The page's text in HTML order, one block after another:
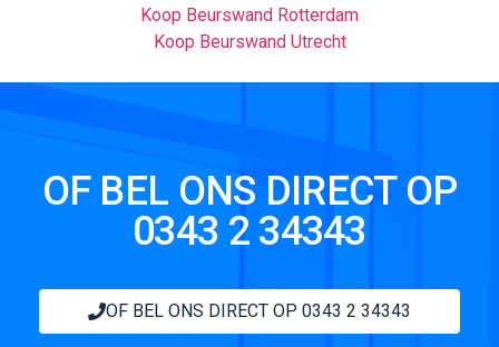
Koop Beurswand Rotterdam
Koop Beurswand Utrecht
OF BEL ONS DIRECT OP
0343 2 34343
OF BEL ONS DIRECT OP 0343 2 34343